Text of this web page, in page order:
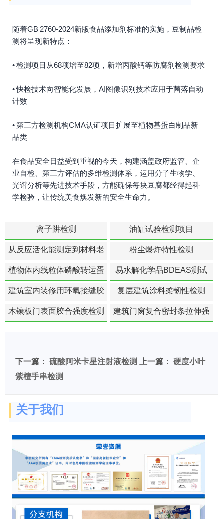
随着GB 2760-2024新版食品添加剂标准的实施，豆制品检
测将呈现新特点：
• 检测项目从68项增至82项，新增丙酸钙等防腐剂检测要求
• 快检技术向智能化发展，AI图像识别技术应用于菌落自动
计数
• 第三方检测机构CMA认证项目扩展至植物基蛋白制品新
品类
在食品安全日益受到重视的今天，构建涵盖政府监管、企
业自检、第三方评估的多维检测体系，运用分子生物学、
光谱分析等先进技术手段，方能确保每块豆腐都经得起科
学检验，让传统美食焕发新的安全生命力。
离子阱检测 油缸试验检测项目
从反应活化能测定到材料老
化寿命预测的经典模型
粉尘爆炸特性检测
植物体内线粒体磷酸转运蛋
白活性检测
易水解化学品BDEAS测试
建筑室内装修用环氧接缝胶
苯含量检测
复层建筑涂料柔韧性检测
木镶板门表面胶合强度检测
建筑门窗复合密封条拉伸强
下一篇： 硫酸阿米卡星注射液检测 上一篇： 硬度小叶
紫檀手串检测
关于我们